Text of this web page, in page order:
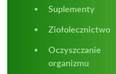
Suplementy
Ziołolecznictwo
Oczyszczanie
organizmu